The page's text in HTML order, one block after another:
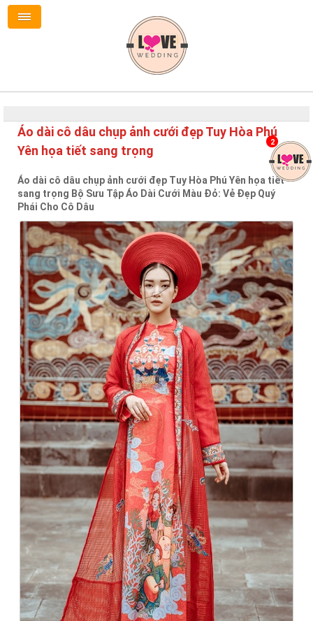
Áo dài cô dâu chụp ảnh cưới đẹp Tuy Hòa Phú
Yên họa tiết sang trọng
Áo dài cô dâu chụp ảnh cưới đẹp Tuy Hòa Phú Yên họa tiết
sang trọng Bộ Sưu Tập Áo Dài Cưới Màu Đỏ: Vẻ Đẹp Quý
Phái Cho Cô Dâu
2